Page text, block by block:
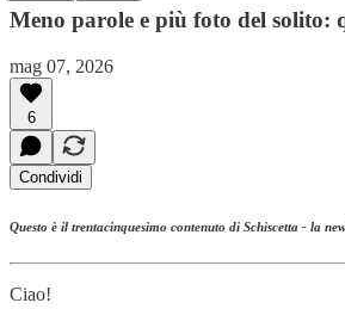
Meno parole e più foto del solito:
mag 07, 2026
6
Condividi
Questo è il trentacinquesimo contenuto di Schiscetta - la
Ciao!